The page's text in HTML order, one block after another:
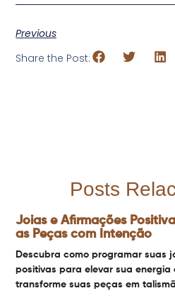
Previous
Share the Post:
Posts
Joias e Afirmações
as Peças com Intenção
Descubra como programar suas
positivas para elevar sua energia
transforme suas peças em